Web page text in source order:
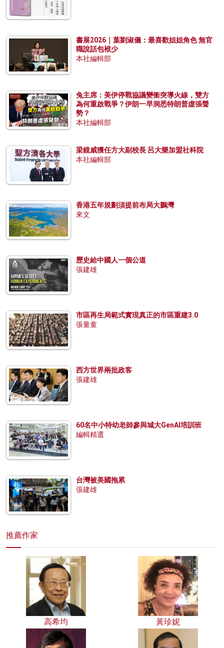
書展2026｜葉劉淑儀：最喜歡姐姐角色 無官
職說話包袱少
本社編輯部
兔主席：美伊停戰協議變衝突導火線，雙方
為何重啟戰爭？伊朗一早洞悉特朗普虛張聲
勢？
本社編輯部
梁鏡威獲任方大副校長 呂大樂加盟社科院
本社編輯部
香港五年規劃須提前布局大鵬灣
來文
歷史給中國人一個公道
張建雄
市區再生局範式實現真正的市區重建3.0
張量童
西方世界兩批政客
張建雄
60名中小特幼老師參與城大GenAI培訓班
編輯精選
台灣被美國拖累
張建雄
推薦作家
高希均 黃珍妮